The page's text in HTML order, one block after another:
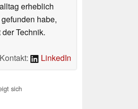
erheblich
habe,
Technik.
Kontakt:
LinkedIn
sich